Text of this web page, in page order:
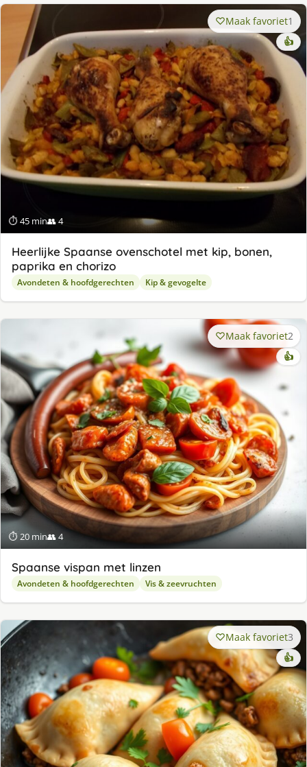
⏱ 45 min👥 4
Maak favoriet1
👍
Heerlijke Spaanse ovenschotel met kip, bonen,
paprika en chorizo
Avondeten & hoofdgerechten Kip & gevogelte
⏱ 20 min👥 4
Maak favoriet2
👍
Spaanse vispan met linzen
Avondeten & hoofdgerechten Vis & zeevruchten
Maak favoriet3
👍